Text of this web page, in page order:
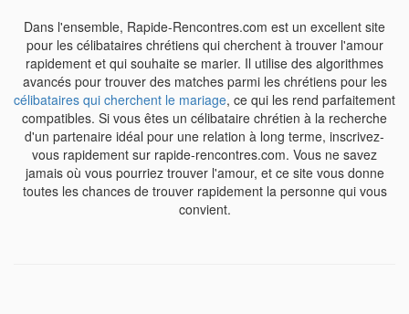
Dans l'ensemble, Rapide-Rencontres.com est un excellent site
pour les célibataires chrétiens qui cherchent à trouver l'amour
rapidement et qui souhaite se marier. Il utilise des algorithmes
avancés pour trouver des matches parmi les chrétiens pour les
célibataires qui cherchent le mariage, ce qui les rend parfaitement
compatibles. Si vous êtes un célibataire chrétien à la recherche
d'un partenaire idéal pour une relation à long terme, inscrivez-
vous rapidement sur rapide-rencontres.com. Vous ne savez
jamais où vous pourriez trouver l'amour, et ce site vous donne
toutes les chances de trouver rapidement la personne qui vous
convient.